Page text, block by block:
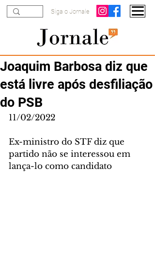
Siga o Jornale
Joaquim Barbosa diz que
está livre após desfiliação
do PSB
11/02/2022
Ex-ministro do STF diz que
partido não se interessou em
lança-lo como candidato